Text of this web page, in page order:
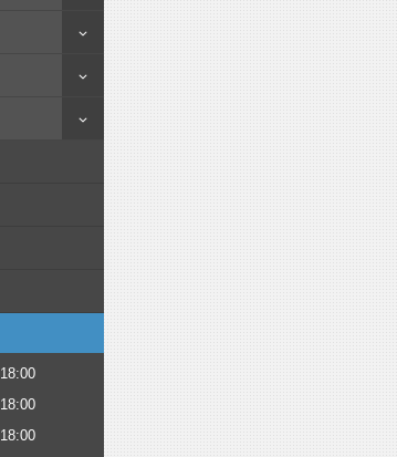
18:00
18:00
18:00